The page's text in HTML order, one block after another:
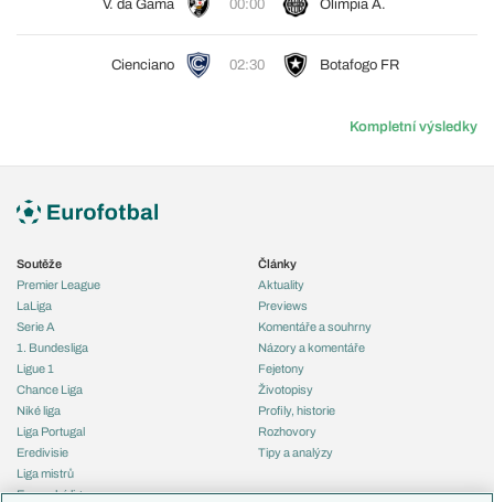
V. da Gama 00:00 Olimpia A.
Cienciano 02:30 Botafogo FR
Kompletní výsledky
Soutěže
Premier League
LaLiga
Serie A
1. Bundesliga
Ligue 1
Chance Liga
Niké liga
Liga Portugal
Eredivisie
Liga mistrů
Evropská liga
Články
Aktuality
Previews
Komentáře a souhrny
Názory a komentáře
Fejetony
Životopisy
Profily, historie
Rozhovory
Tipy a analýzy